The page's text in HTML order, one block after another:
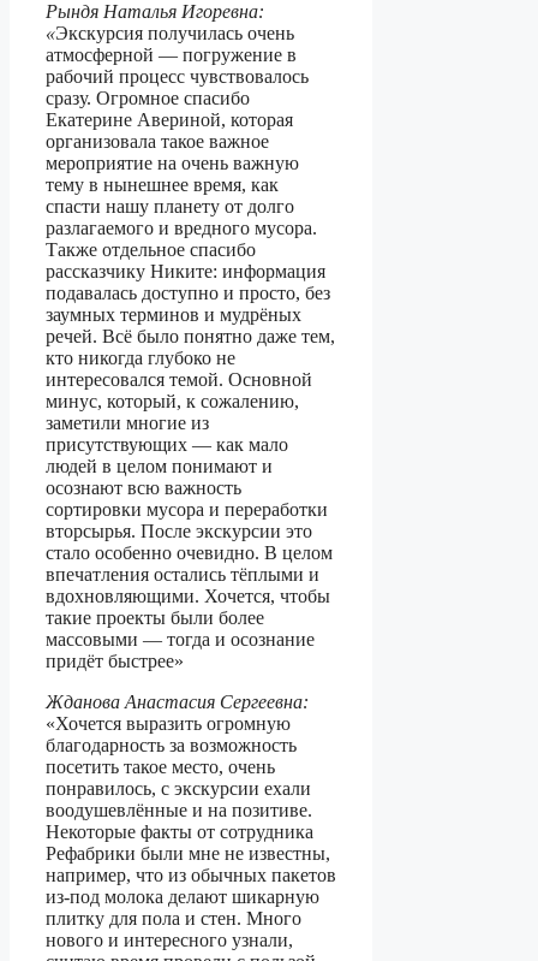
Рындя Наталья Игоревна:
«Экскурсия получилась очень
атмосферной — погружение в
рабочий процесс чувствовалось
сразу. Огромное спасибо
Екатерине Авериной, которая
организовала такое важное
мероприятие на очень важную
тему в нынешнее время, как
спасти нашу планету от долго
разлагаемого и вредного мусора.
Также отдельное спасибо
рассказчику Никите: информация
подавалась доступно и просто, без
заумных терминов и мудрёных
речей. Всё было понятно даже тем,
кто никогда глубоко не
интересовался темой. Основной
минус, который, к сожалению,
заметили многие из
присутствующих — как мало
людей в целом понимают и
осознают всю важность
сортировки мусора и переработки
вторсырья. После экскурсии это
стало особенно очевидно. В целом
впечатления остались тёплыми и
вдохновляющими. Хочется, чтобы
такие проекты были более
массовыми — тогда и осознание
придёт быстрее»
Жданова Анастасия Сергеевна:
«Хочется выразить огромную
благодарность за возможность
посетить такое место, очень
понравилось, с экскурсии ехали
воодушевлённые и на позитиве.
Некоторые факты от сотрудника
Рефабрики были мне не известны,
например, что из обычных пакетов
из-под молока делают шикарную
плитку для пола и стен. Много
нового и интересного узнали,